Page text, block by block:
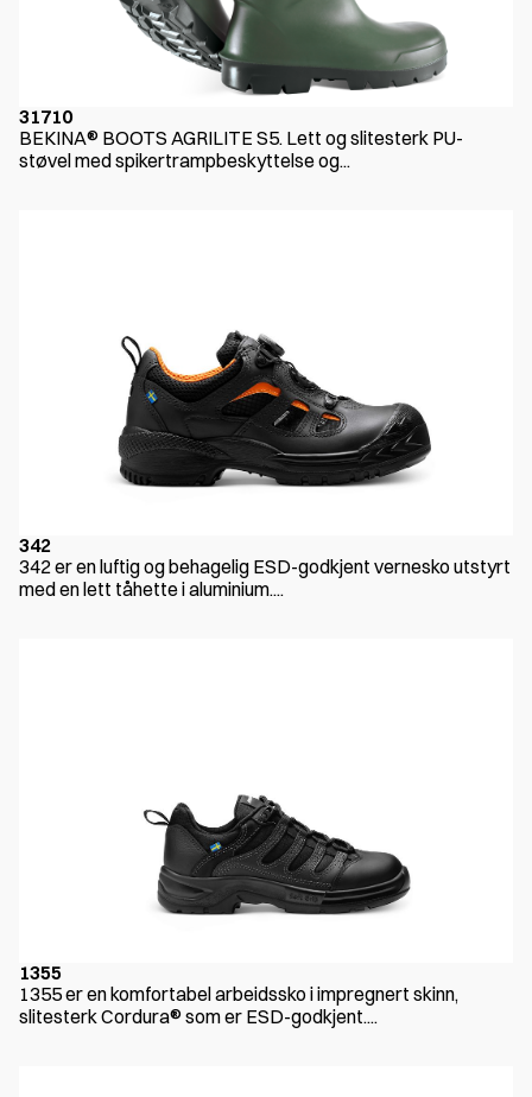
31710
BEKINA® BOOTS AGRILITE S5. Lett og slitesterk PU-
støvel med spikertrampbeskyttelse og...
342
342 er en luftig og behagelig ESD-godkjent vernesko utstyrt
med en lett tåhette i aluminium....
1355
1355 er en komfortabel arbeidssko i impregnert skinn,
slitesterk Cordura® som er ESD-godkjent....